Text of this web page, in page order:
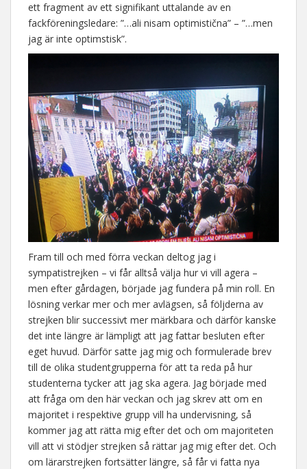
ett fragment av ett signifikant uttalande av en
fackföreningsledare: ”…ali nisam optimistična” – ”…men
jag är inte optimstisk”.
Fram till och med förra veckan deltog jag i
sympatistrejken – vi får alltså välja hur vi vill agera –
men efter gårdagen, började jag fundera på min roll. En
lösning verkar mer och mer avlägsen, så följderna av
strejken blir successivt mer märkbara och därför kanske
det inte längre är lämpligt att jag fattar besluten efter
eget huvud. Därför satte jag mig och formulerade brev
till de olika studentgrupperna för att ta reda på hur
studenterna tycker att jag ska agera. Jag började med
att fråga om den här veckan och jag skrev att om en
majoritet i respektive grupp vill ha undervisning, så
kommer jag att rätta mig efter det och om majoriteten
vill att vi stödjer strejken så rättar jag mig efter det. Och
om lärarstrejken fortsätter längre, så får vi fatta nya